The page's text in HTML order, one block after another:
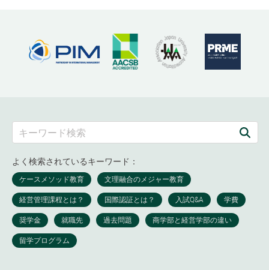
よく検索されているキーワード：